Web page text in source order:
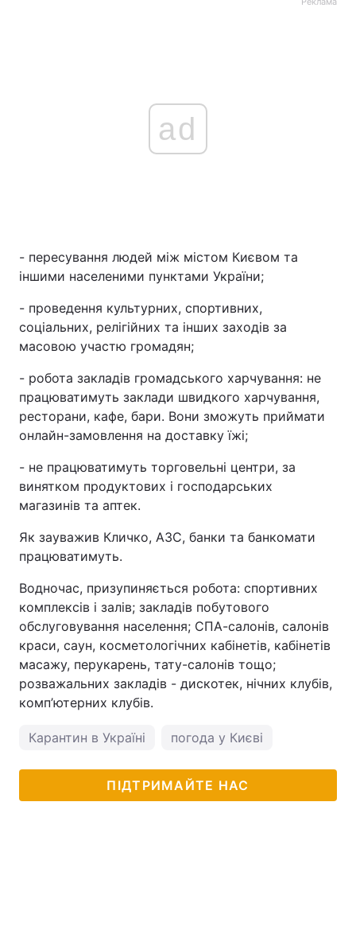
ad
- пересування людей між містом Києвом та
іншими населеними пунктами України;
- проведення культурних, спортивних,
соціальних, релігійних та інших заходів за
масовою участю громадян;
- робота закладів громадського харчування: не
працюватимуть заклади швидкого харчування,
ресторани, кафе, бари. Вони зможуть приймати
онлайн-замовлення на доставку їжі;
- не працюватимуть торговельні центри, за
винятком продуктових і господарських
магазинів та аптек.
Як зауважив Кличко, АЗС, банки та банкомати
працюватимуть.
Водночас, призупиняється робота: спортивних
комплексів і залів; закладів побутового
обслуговування населення; СПА-салонів, салонів
краси, саун, косметологічних кабінетів, кабінетів
масажу, перукарень, тату-салонів тощо;
розважальних закладів - дискотек, нічних клубів,
комп’ютерних клубів.
Карантин в Україні погода у Києві
ПІДТРИМАЙТЕ НАС